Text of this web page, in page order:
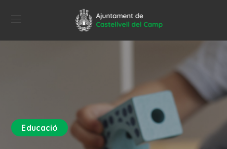
Educació